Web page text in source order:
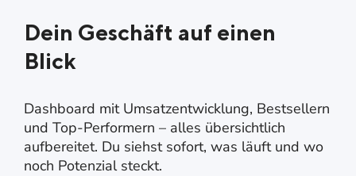
Dein Geschäft auf einen
Blick
Dashboard mit Umsatzentwicklung, Bestsellern
und Top-Performern – alles übersichtlich
aufbereitet. Du siehst sofort, was läuft und wo
noch Potenzial steckt.